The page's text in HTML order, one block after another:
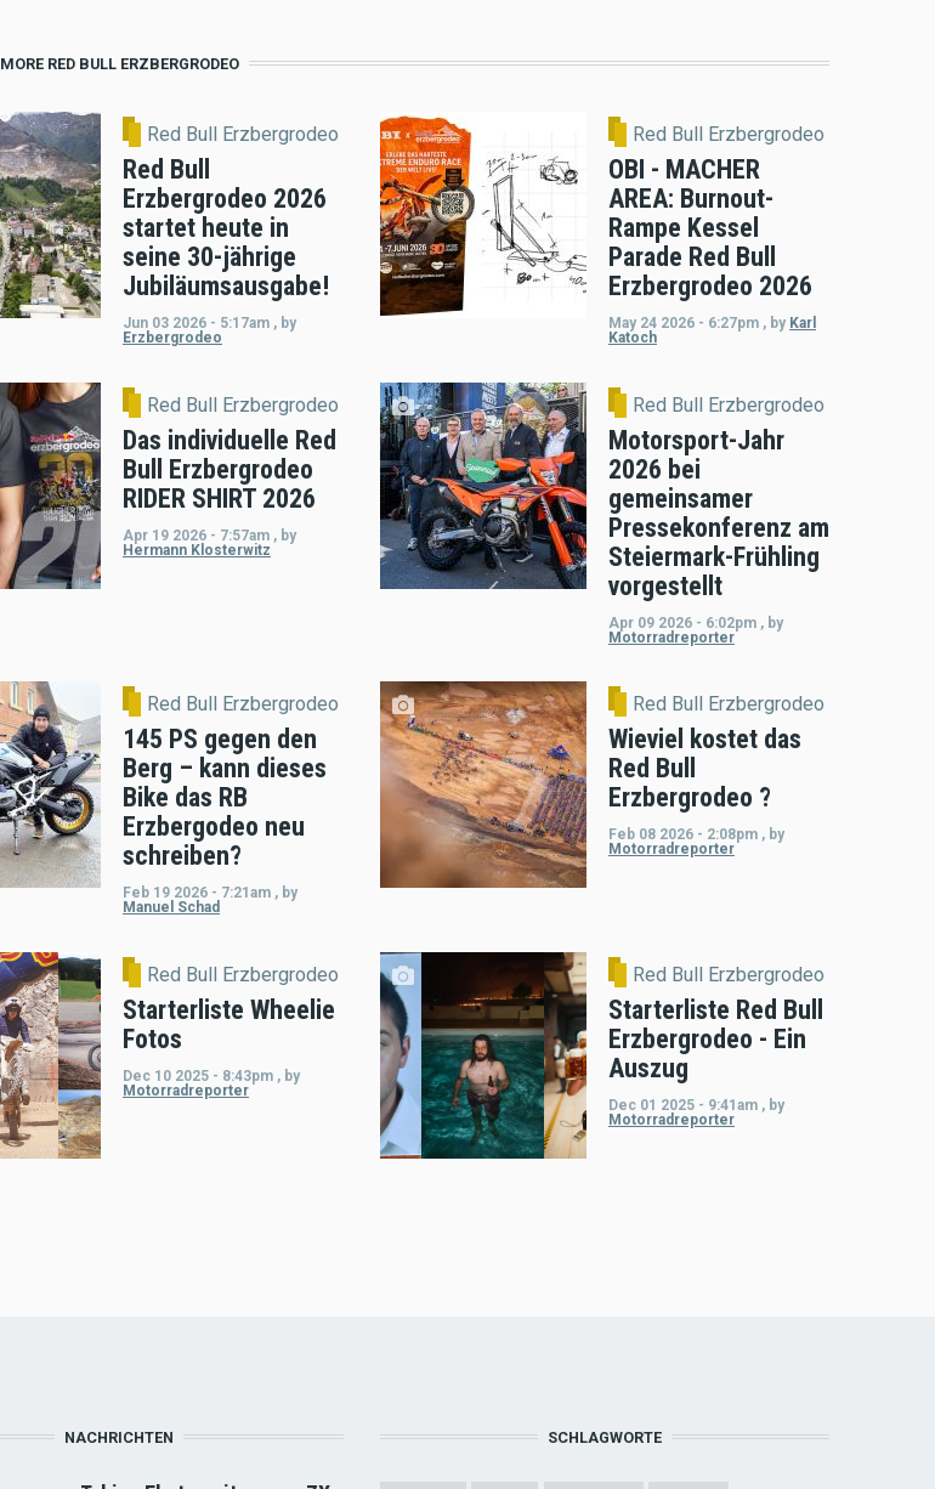
MORE RED BULL ERZBERGRODEO
Red Bull Erzbergrodeo
Red Bull
Erzbergrodeo 2026
startet heute in
seine 30-jährige
Jubiläumsausgabe!
Jun 03 2026 - 5:17am , by
Erzbergrodeo
Red Bull Erzbergrodeo
OBI - MACHER
AREA: Burnout-
Rampe Kessel
Parade Red Bull
Erzbergrodeo 2026
May 24 2026 - 6:27pm , by Karl
Katoch
Red Bull Erzbergrodeo
Das individuelle Red
Bull Erzbergrodeo
RIDER SHIRT 2026
Apr 19 2026 - 7:57am , by
Hermann Klosterwitz
Red Bull Erzbergrodeo
Motorsport-Jahr
2026 bei
gemeinsamer
Pressekonferenz am
Steiermark-Frühling
vorgestellt
Apr 09 2026 - 6:02pm , by
Motorradreporter
Red Bull Erzbergrodeo
145 PS gegen den
Berg – kann dieses
Bike das RB
Erzbergodeo neu
schreiben?
Feb 19 2026 - 7:21am , by
Manuel Schad
Red Bull Erzbergrodeo
Wieviel kostet das
Red Bull
Erzbergrodeo ?
Feb 08 2026 - 2:08pm , by
Motorradreporter
Red Bull Erzbergrodeo
Starterliste Wheelie
Fotos
Dec 10 2025 - 8:43pm , by
Motorradreporter
Red Bull Erzbergrodeo
Starterliste Red Bull
Erzbergrodeo - Ein
Auszug
Dec 01 2025 - 9:41am , by
Motorradreporter
NACHRICHTEN SCHLAGWORTE